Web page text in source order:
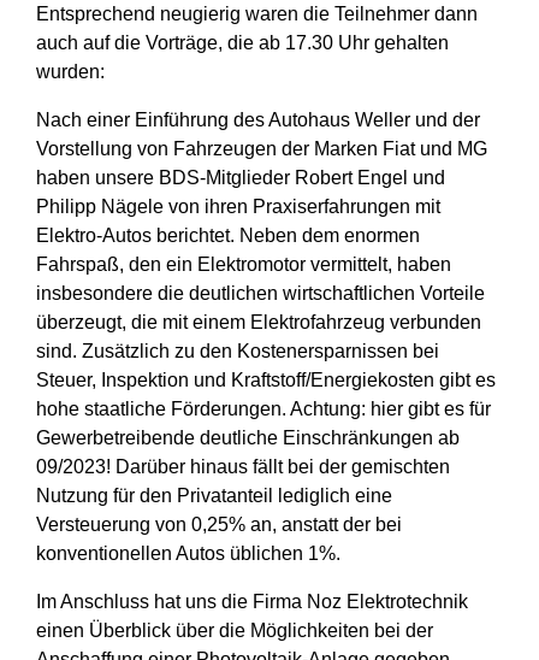
Entsprechend neugierig waren die Teilnehmer dann
auch auf die Vorträge, die ab 17.30 Uhr gehalten
wurden:
Nach einer Einführung des Autohaus Weller und der
Vorstellung von Fahrzeugen der Marken Fiat und MG
haben unsere BDS-Mitglieder Robert Engel und
Philipp Nägele von ihren Praxiserfahrungen mit
Elektro-Autos berichtet. Neben dem enormen
Fahrspaß, den ein Elektromotor vermittelt, haben
insbesondere die deutlichen wirtschaftlichen Vorteile
überzeugt, die mit einem Elektrofahrzeug verbunden
sind. Zusätzlich zu den Kostenersparnissen bei
Steuer, Inspektion und Kraftstoff/Energiekosten gibt es
hohe staatliche Förderungen. Achtung: hier gibt es für
Gewerbetreibende deutliche Einschränkungen ab
09/2023! Darüber hinaus fällt bei der gemischten
Nutzung für den Privatanteil lediglich eine
Versteuerung von 0,25% an, anstatt der bei
konventionellen Autos üblichen 1%.
Im Anschluss hat uns die Firma Noz Elektrotechnik
einen Überblick über die Möglichkeiten bei der